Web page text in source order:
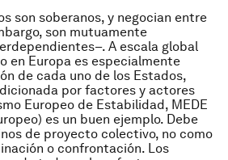
son soberanos, y negocian entre
son mutuamente
A escala global
en Europa es especialmente
de cada uno de los Estados,
por factores y actores
Europeo de Estabilidad, MEDE
es un buen ejemplo. Debe
de proyecto colectivo, no como
o confrontación. Los